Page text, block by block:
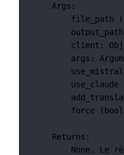
Args:
file_path
client:
args:
force
Returns:
None. Le